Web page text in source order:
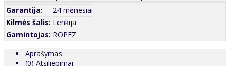
Garantija:
24 mėnesiai
Kilmės šalis: Lenkija
Gamintojas: ROPEZ
Aprašymas
(0) Atsiliepimai